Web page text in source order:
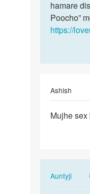
hamare
Poocho”
https://
Ashish
Mujhe
Mujhe sex
AuntyjiIn